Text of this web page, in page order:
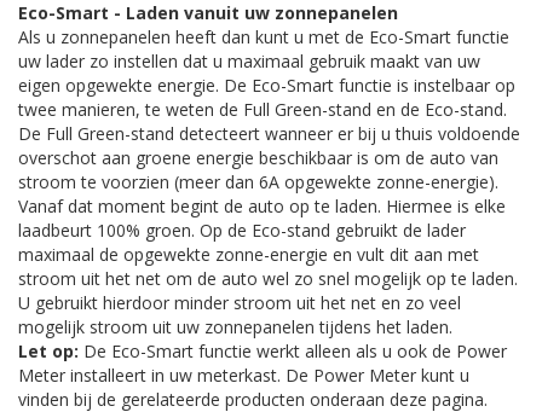
Eco-Smart - Laden vanuit uw zonnepanelen
Als u zonnepanelen heeft dan kunt u met de Eco-Smart functie
uw lader zo instellen dat u maximaal gebruik maakt van uw
eigen opgewekte energie. De Eco-Smart functie is instelbaar op
twee manieren, te weten de Full Green-stand en de Eco-stand.
De Full Green-stand detecteert wanneer er bij u thuis voldoende
overschot aan groene energie beschikbaar is om de auto van
stroom te voorzien (meer dan 6A opgewekte zonne-energie).
Vanaf dat moment begint de auto op te laden. Hiermee is elke
laadbeurt 100% groen. Op de Eco-stand gebruikt de lader
maximaal de opgewekte zonne-energie en vult dit aan met
stroom uit het net om de auto wel zo snel mogelijk op te laden.
U gebruikt hierdoor minder stroom uit het net en zo veel
mogelijk stroom uit uw zonnepanelen tijdens het laden.
Let op: De Eco-Smart functie werkt alleen als u ook de Power
Meter installeert in uw meterkast. De Power Meter kunt u
vinden bij de gerelateerde producten onderaan deze pagina.